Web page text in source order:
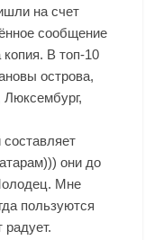
на счет
сообщение
копия. В топ-10
острова,
они до
Мне
пользуются
радует.